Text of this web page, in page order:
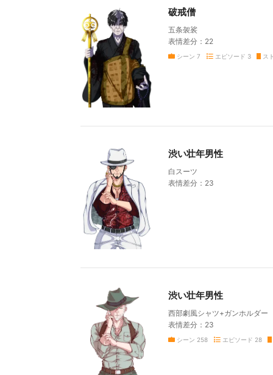
破戒僧
五条袈裟
表情差分：22
シーン 7 エピソード 3 ス
渋い壮年男性
白スーツ
表情差分：23
渋い壮年男性
西部劇風シャツ+ガンホルダー
表情差分：23
シーン 258 エピソード 28